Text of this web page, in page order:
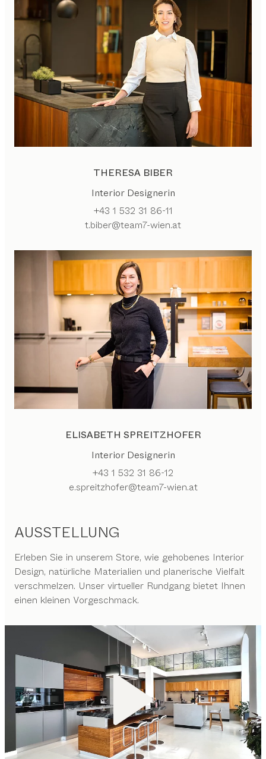
THERESA BIBER
Interior Designerin
+43 1 532 31 86-11
t.biber@team7-wien.at
ELISABETH SPREITZHOFER
Interior Designerin
+43 1 532 31 86-12
e.spreitzhofer@team7-wien.at
AUSSTELLUNG
Erleben Sie in unserem Store, wie gehobenes Interior
Design, natürliche Materialien und planerische Vielfalt
verschmelzen. Unser virtueller Rundgang bietet Ihnen
einen kleinen Vorgeschmack.